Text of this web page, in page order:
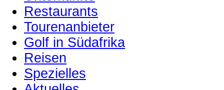
Restaurants
Tourenanbieter
Golf in Südafrika
Reisen
Spezielles